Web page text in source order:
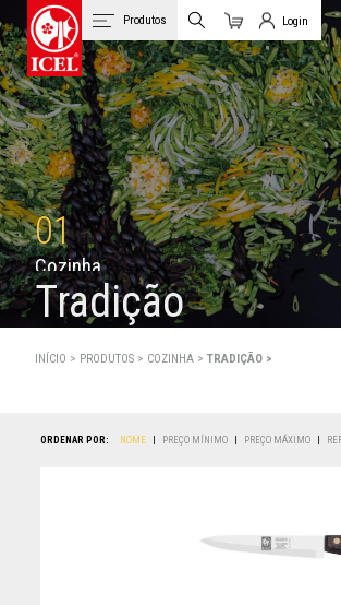
Produtos
Carrinho
Login
Login de Clientes
01
Cozinha
Tradição
INÍCIO > PRODUTOS > COZINHA >TRADIÇÃO >
ORDENAR POR: NOME PREÇO MÍNIMO PREÇO MÁXIMO